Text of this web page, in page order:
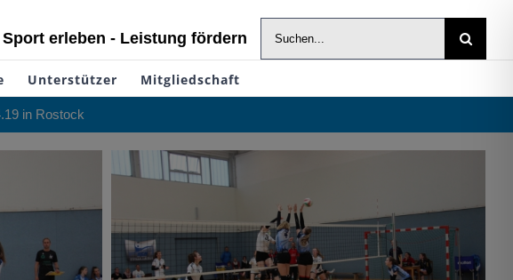
Sport erleben - Leistung fördern
Suche
nach:
Unterstützer Mitgliedschaft
in Rostock